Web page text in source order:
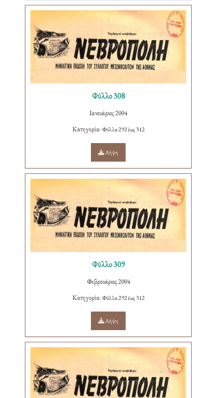
Φύλλο 308
Ιανουάριος 2004
Κατηγορία: Φύλλα 292 έως 312
Λήψη
Φύλλο 309
Φεβρουάριος 2004
Κατηγορία: Φύλλα 292 έως 312
Λήψη